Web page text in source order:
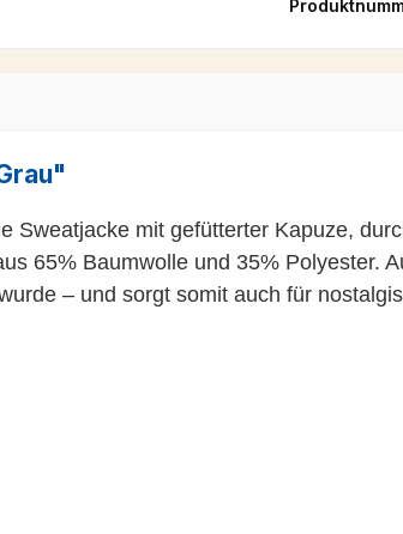
mit gefütterter Kapuze,
65% Baumwolle und 35% Polyester.
– und sorgt somit auch für